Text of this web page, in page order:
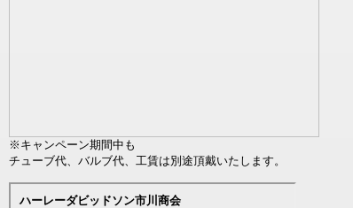
※キャンペーン期間中も
チューブ代、バルブ代、工賃は別途頂戴いたします。
ハーレーダビッドソン市川商会